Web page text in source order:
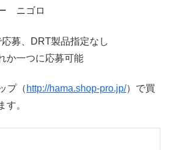
ニゴロ
募、DRT製品指定なし
か一つに応募可能
プ（ http://hama.shop-pro.jp/）で買
す。